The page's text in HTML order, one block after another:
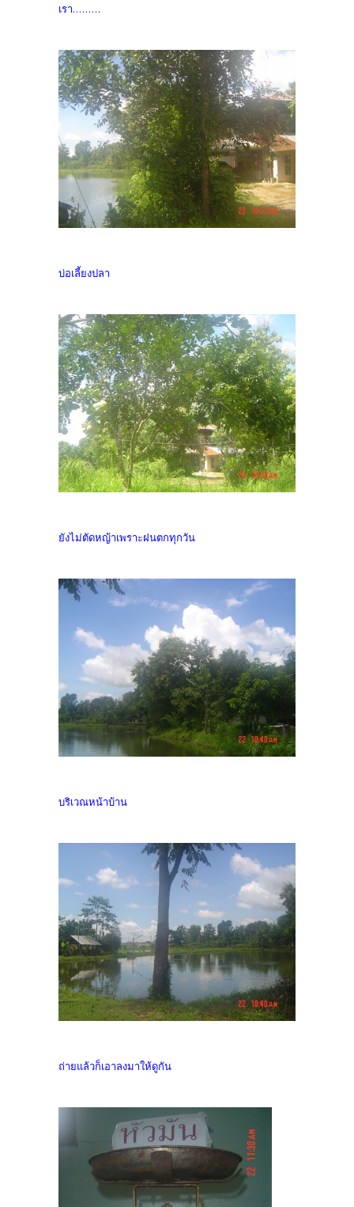
เรา.........
บ่อเลี้ยงปลา
ยังไม่ตัดหญ้าเพราะฝนตกทุกวัน
บริเวณหน้าบ้าน
ถ่ายแล้วก็เอาลงมาให้ดูกัน